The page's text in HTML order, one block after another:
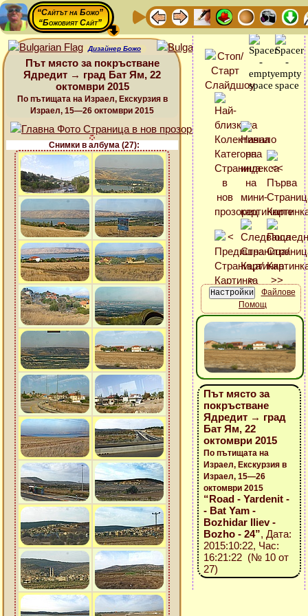
“Сайтът на Божо”
“Божовият Сайт”
Дизайнер Божо
Път място за покръстване
Ядредит → град Бат Ям, 22
октомври 2015
По пътищата на Израел, Екскурзия в
Израел, 15—26 октомври 2015
Снимки в албума (27):
Файлове
Помощ
Път място за
покръстване
Ядредит → град
Бат Ям, 22
октомври 2015
По пътищата на
Израел, Екскурзия в
Израел, 15—26
октомври 2015
“Road - Yardenit -
- Bat Yam -
Bozhidar Iliev -
Bozho - 24”, Дата:
2015:10:22, Час:
16:21:22 (№ 10 от
27)